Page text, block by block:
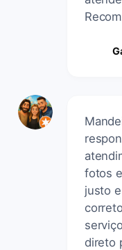
fotos
justo
direto